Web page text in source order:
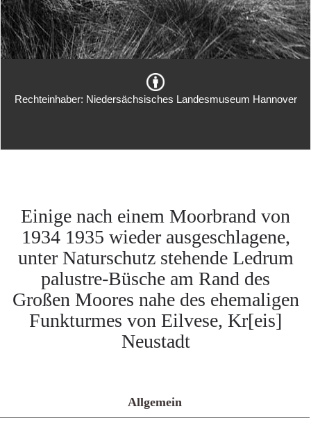
Rechteinhaber: Niedersächsisches Landesmuseum Hannover
Einige nach einem Moorbrand von
1934 1935 wieder ausgeschlagene,
unter Naturschutz stehende Ledrum
palustre-Büsche am Rand des
Großen Moores nahe des ehemaligen
Funkturmes von Eilvese, Kr[eis]
Neustadt
Allgemein